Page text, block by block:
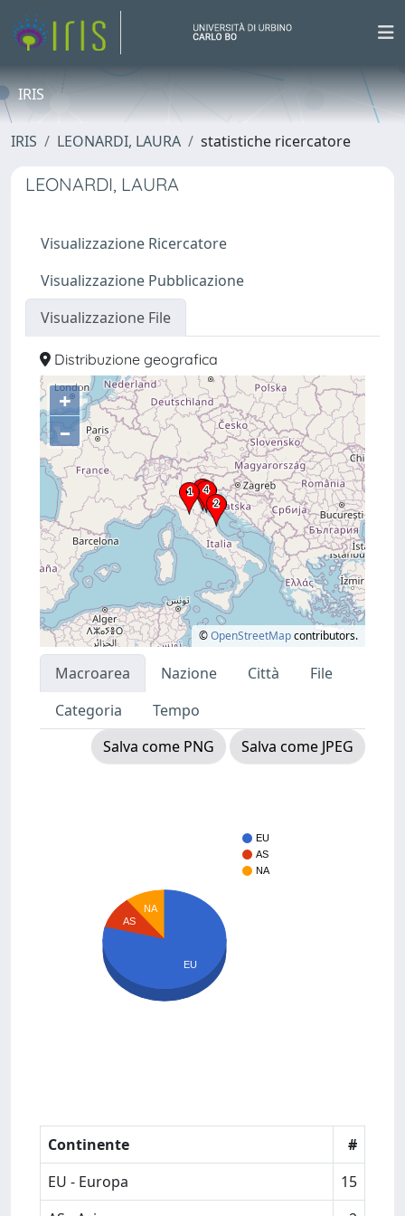
IRIS
IRIS LEONARDI, LAURA statistiche ricercatore
LEONARDI, LAURA
Visualizzazione Ricercatore
Visualizzazione Pubblicazione
Visualizzazione File
Distribuzione geografica
+
–
©OpenStreetMapcontributors.
Macroarea Nazione Città
File
Categoria
Tempo
Salva come PNG
Salva come JPEG
EU
AS
NA
NA
AS
EU
Continente
#
EU - Europa
15